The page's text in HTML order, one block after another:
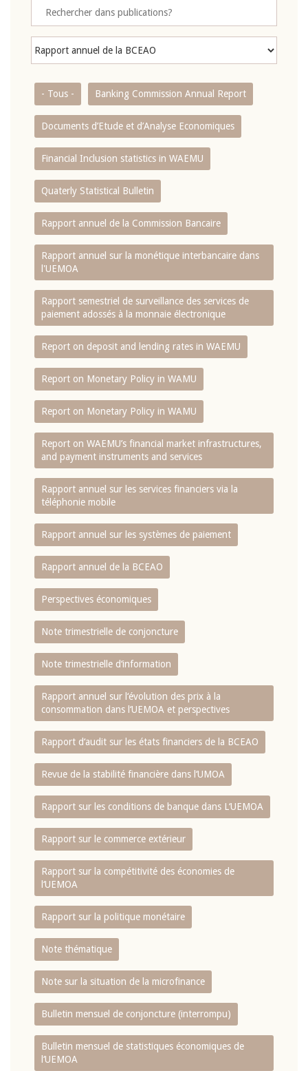
- Tous - Banking Commission Annual Report
Documents d’Etude et d’Analyse Economiques
Financial Inclusion statistics in WAEMU
Quaterly Statistical Bulletin
Rapport annuel de la Commission Bancaire
Rapport annuel sur la monétique interbancaire dans
l'UEMOA
Rapport semestriel de surveillance des services de
paiement adossés à la monnaie électronique
Report on deposit and lending rates in WAEMU
Report on Monetary Policy in WAMU
Report on Monetary Policy in WAMU
Report on WAEMU’s financial market infrastructures,
and payment instruments and services
Rapport annuel sur les services financiers via la
téléphonie mobile
Rapport annuel sur les systèmes de paiement
Rapport annuel de la BCEAO
Perspectives économiques
Note trimestrielle de conjoncture
Note trimestrielle d‘information
Rapport annuel sur l‘évolution des prix à la
consommation dans l‘UEMOA et perspectives
Rapport d‘audit sur les états financiers de la BCEAO
Revue de la stabilité financière dans l‘UMOA
Rapport sur les conditions de banque dans L‘UEMOA
Rapport sur le commerce extérieur
Rapport sur la compétitivité des économies de
l‘UEMOA
Rapport sur la politique monétaire
Note thématique
Note sur la situation de la microfinance
Bulletin mensuel de conjoncture (interrompu)
Bulletin mensuel de statistiques économiques de
l‘UEMOA